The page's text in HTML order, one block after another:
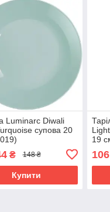
Luminarc Diwali
супова 20
₴ 148 ₴
Купити
19